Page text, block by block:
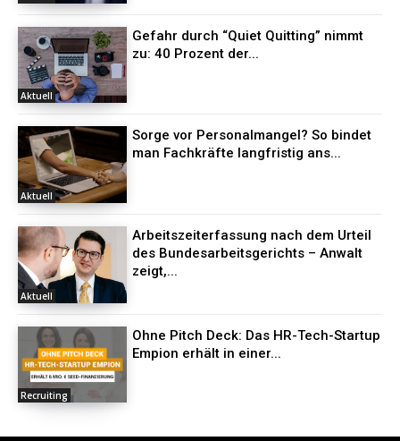
Aktuell
Gefahr durch “Quiet Quitting” nimmt
zu: 40 Prozent der...
Aktuell
Sorge vor Personalmangel? So bindet
man Fachkräfte langfristig ans...
Aktuell
Arbeitszeiterfassung nach dem Urteil
des Bundesarbeitsgerichts – Anwalt
zeigt,...
Recruiting
Ohne Pitch Deck: Das HR-Tech-Startup
Empion erhält in einer...